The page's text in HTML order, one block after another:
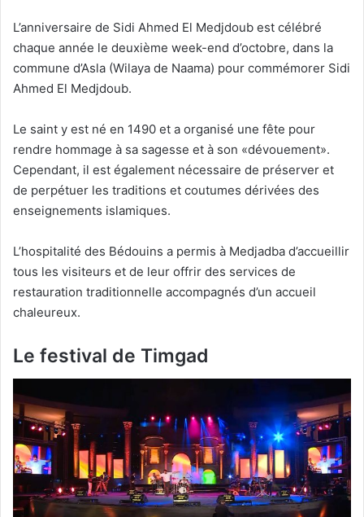
L’anniversaire de Sidi Ahmed El Medjdoub est célébré
chaque année le deuxième week-end d’octobre, dans la
commune d’Asla (Wilaya de Naama) pour commémorer Sidi
Ahmed El Medjdoub.
Le saint y est né en 1490 et a organisé une fête pour
rendre hommage à sa sagesse et à son «dévouement».
Cependant, il est également nécessaire de préserver et
de perpétuer les traditions et coutumes dérivées des
enseignements islamiques.
L’hospitalité des Bédouins a permis à Medjadba d’accueillir
tous les visiteurs et de leur offrir des services de
restauration traditionnelle accompagnés d’un accueil
chaleureux.
Le festival de Timgad